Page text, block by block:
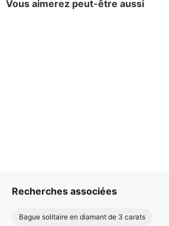
Vous aimerez peut-être aussi
Recherches associées
Bague solitaire en diamant de 3 carats